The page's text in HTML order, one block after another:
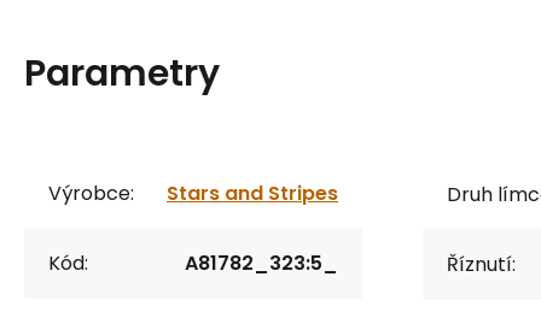
Parametry
Výrobce: Stars and Stripes
Kód: A81782_323:5_
Druh
Říznutí: